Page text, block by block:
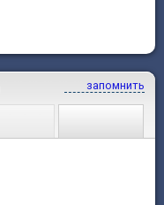
запомнить